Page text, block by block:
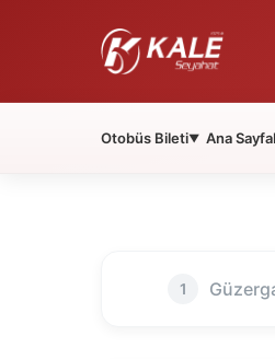
Otobüs Bileti▼ Ana Sayfa
1